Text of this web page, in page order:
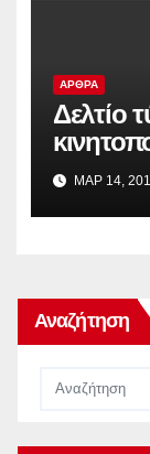
ΆΡΘΡΑ
Δελτίο
στις 10
ΜΑΡ 14,
Αναζήτηση